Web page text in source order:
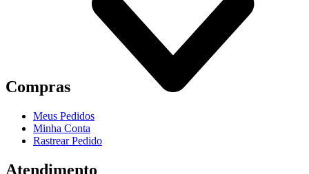
Compras
Meus Pedidos
Minha Conta
Rastrear Pedido
Atendimento